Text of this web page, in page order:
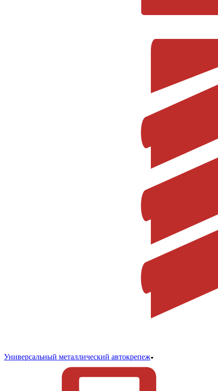
Универсальный металлический автокрепеж